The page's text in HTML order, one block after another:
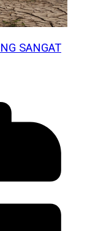
SANGAT